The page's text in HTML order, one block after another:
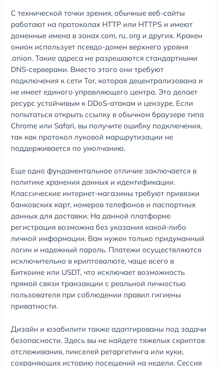
С технической точки зрения, обычные веб-сайты
работают на протоколах HTTP или HTTPS и имеют
доменные имена в зонах com, ru, org и других. Кракен
онион использует псевдо-домен верхнего уровня
.onion. Такие адреса не разрешаются стандартными
DNS-серверами. Вместо этого они требуют
подключения к сети Tor, которая децентрализована и
не имеет единого управляющего центра. Это делает
ресурс устойчивым к DDoS-атакам и цензуре. Если
попытаться открыть ссылку в обычном браузере типа
Chrome или Safari, вы получите ошибку подключения,
так как протокол луковой маршрутизации не
поддерживается по умолчанию.
Еще одно фундаментальное отличие заключается в
политике хранения данных и идентификации.
Классические интернет-магазины требуют привязки
банковских карт, номеров телефонов и паспортных
данных для доставки. На данной платформе
регистрация возможна без указания какой-либо
личной информации. Вам нужен только придуманный
логин и надежный пароль. Платежи осуществляются
исключительно в криптовалюте, чаще всего в
Биткоине или USDT, что исключает возможность
прямой связи транзакции с реальной личностью
пользователя при соблюдении правил гигиены
приватности.
Дизайн и юзабилити также адаптированы под задачи
безопасности. Здесь вы не найдете тяжелых скриптов
отслеживания, пикселей ретаргетинга или куки,
сохраняющих историю посещений на недели. Сессия